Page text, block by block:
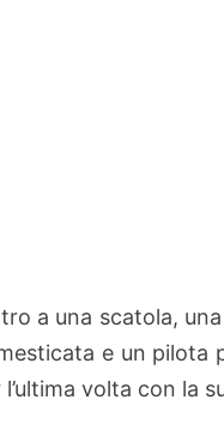
a una scatola,
e un pilota
volta con la